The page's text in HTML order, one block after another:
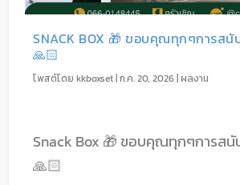
SNACK BOX 🎁 ขอบคุณทุกๆการสนั
🙏🏻
โพสต์โดยkkboxset|ก.ค. 20, 2026|ผลงาน
Snack Box 🎁 ขอบคุณทุกๆการสนั
🙏🏻